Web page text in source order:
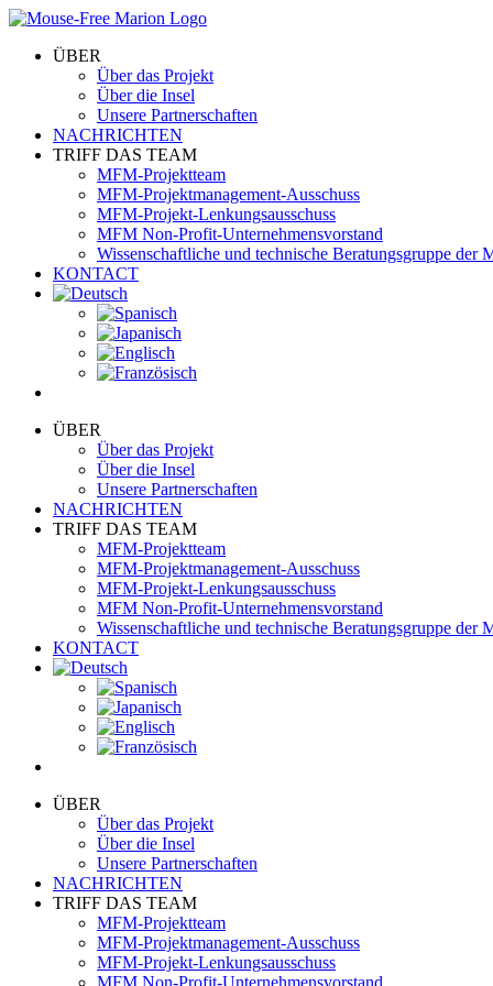
Skip
contentÜBER
Über das Projekt
Über die Insel
Unsere Partnerschaften
NACHRICHTEN
TRIFF DAS TEAM
MFM-Projektteam
MFM-Projektmanagement-Ausschuss
MFM-Projekt-Lenkungsausschuss
MFM Non-Profit-Unternehmensvorstand
Wissenschaftliche und technische Beratungsgruppe der
KONTACT
ÜBER
Über das Projekt
Über die Insel
Unsere Partnerschaften
NACHRICHTEN
TRIFF DAS TEAM
MFM-Projektteam
MFM-Projektmanagement-Ausschuss
MFM-Projekt-Lenkungsausschuss
MFM Non-Profit-Unternehmensvorstand
Wissenschaftliche und technische Beratungsgruppe der
KONTACT
ÜBER
Über das Projekt
Über die Insel
Unsere Partnerschaften
NACHRICHTEN
TRIFF DAS TEAM
MFM-Projektteam
MFM-Projektmanagement-Ausschuss
MFM-Projekt-Lenkungsausschuss
MFM Non-Profit-Unternehmensvorstand